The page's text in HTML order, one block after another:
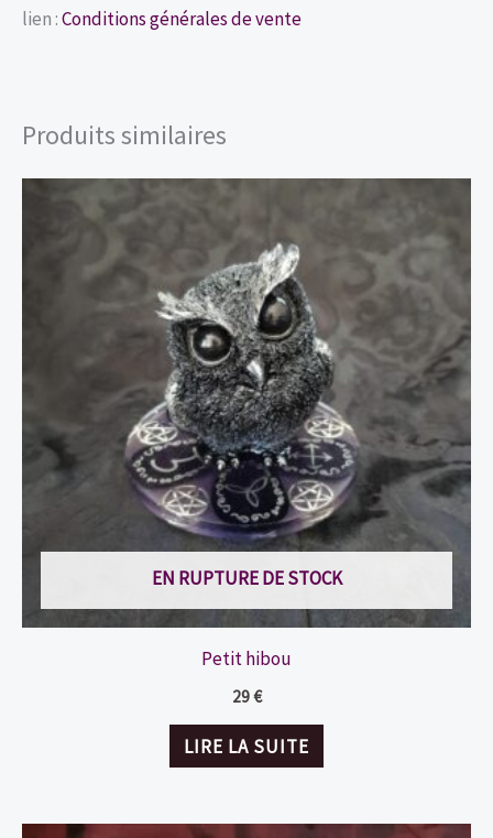
lien :Conditions générales de vente
Produits similaires
EN RUPTURE DE STOCK
Petit hibou
29€
LIRE LA SUITE